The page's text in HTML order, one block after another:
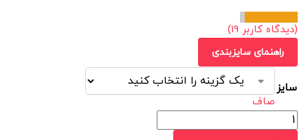
(دیدگاه کاربر 19
)
راهنمای سایزبندی
سایز
صاف